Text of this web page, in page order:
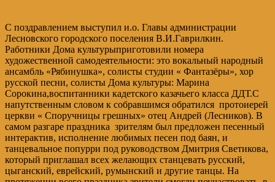
С поздравлением выступил и.о. Главы администрации
Лесновского городского поселения В.И.Гаврилкин.
Работники Дома культурыприготовили номера
художественной самодеятельности: это вокальный народный
ансамбль «Рябинушка», солисты студии « Фантазёры», хор
русской песни, солисты Дома культуры: Марина
Сорокина,воспитанники кадетского казачьего класса ДДТ.С
напутственным словом к собравшимся обратился протоиерей
церкви « Споручницы грешных» отец Андрей (Лесников). В
самом разгаре праздника зрителям был предложен песенный
интерактив, исполнение любимых песен под баян, и
танцевальное попурри под руководством Дмитрия Светикова,
который приглашал всех желающих станцевать русский,
цыганский, еврейский, румынский и другие танцы. На